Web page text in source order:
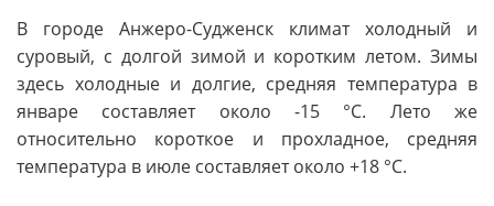
В городе Анжеро-Судженск климат холодный и
суровый, с долгой зимой и коротким летом. Зимы
здесь холодные и долгие, средняя температура в
январе составляет около -15 °C. Лето же
относительно короткое и прохладное, средняя
температура в июле составляет около +18 °C.